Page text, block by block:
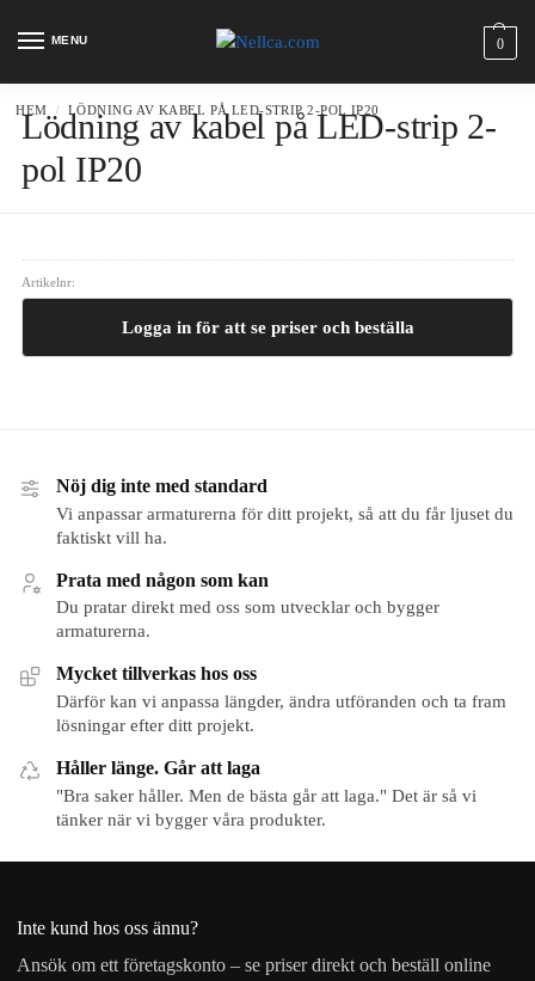
MENU 0
HEM / LÖDNING AV KABEL PÅ LED-STRIP 2-POL IP20
Lödning av kabel på LED-strip 2-
pol IP20
Artikelnr:
Logga in för att se priser och beställa
Nöj dig inte med standard
Vi anpassar armaturerna för ditt projekt, så att du får ljuset du
faktiskt vill ha.
Prata med någon som kan
Du pratar direkt med oss som utvecklar och bygger
armaturerna.
Mycket tillverkas hos oss
Därför kan vi anpassa längder, ändra utföranden och ta fram
lösningar efter ditt projekt.
Håller länge. Går att laga
"Bra saker håller. Men de bästa går att laga." Det är så vi
tänker när vi bygger våra produkter.
Inte kund hos oss ännu?
Ansök om ett företagskonto – se priser direkt och beställ online